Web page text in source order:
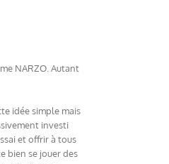
NARZO. Autant
idée simple mais
investi
et offrir à tous
bien se jouer des